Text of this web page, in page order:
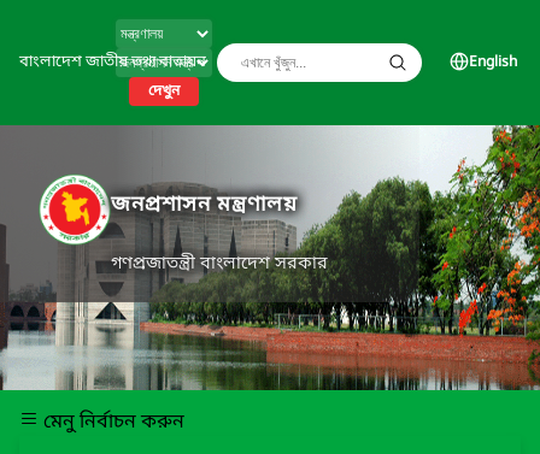
বাংলাদেশ জাতীয় তথ্য বাতায়ন
দেখুন
English
জনপ্রশাসন মন্ত্রণালয়
গণপ্রজাতন্ত্রী বাংলাদেশ সরকার
মেনু নির্বাচন করুন